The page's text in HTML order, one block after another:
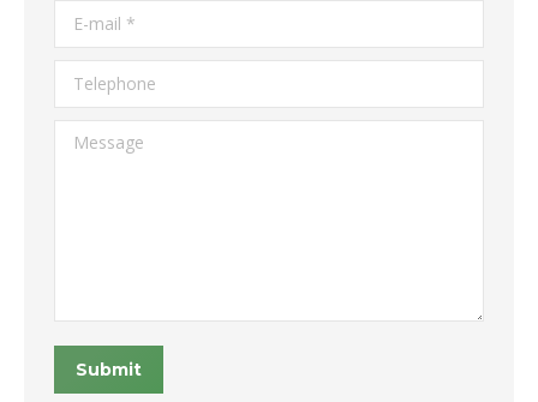
E-mail *
Telephone
Message
Submit